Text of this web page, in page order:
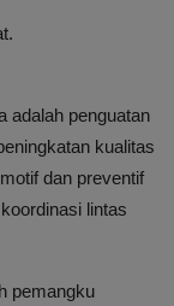
adalah penguatan
kualitas
dan preventif
lintas
pemangku